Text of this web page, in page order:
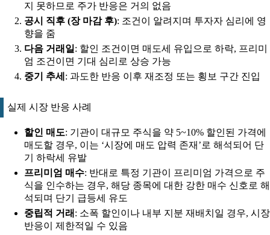
지 못하므로 주가 반응은 거의 없음
공시 직후 (장 마감 후): 조건이 알려지며 투자자 심리에 영
향을 줌
다음 거래일: 할인 조건이면 매도세 유입으로 하락, 프리미
엄 조건이면 기대 심리로 상승 가능
중기 추세 : 과도한 반응 이후 재조정 또는 횡보 구간 진입
실제 시장 반응 사례
할인 매도: 기관이 대규모 주식을 약 5~10% 할인된 가격에
매도할 경우, 이는 ‘시장에 매도 압력 존재’로 해석되어 단
기 하락세 유발
프리미엄 매수: 반대로 특정 기관이 프리미엄 가격으로 주
식을 인수하는 경우, 해당 종목에 대한 강한 매수 신호로 해
석되며 단기 급등세 유도
중립적 거래 : 소폭 할인이나 내부 지분 재배치일 경우, 시장
반응이 제한적일 수 있음